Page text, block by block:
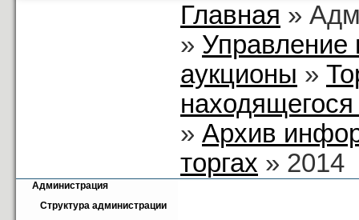
Главная »
» Управление
аукционы »
» Архив
торгах » 2014
Администрация
Структура администрации